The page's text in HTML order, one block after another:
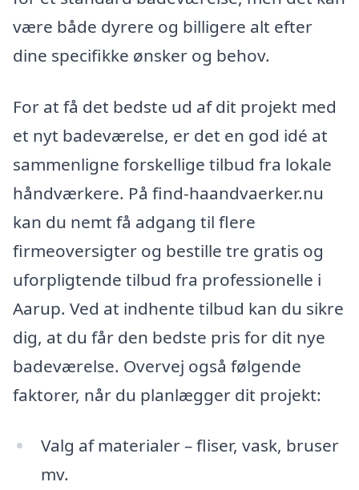
være både dyrere og billigere alt efter
dine specifikke ønsker og behov.
For at få det bedste ud af dit projekt med
et nyt badeværelse, er det en god idé at
sammenligne forskellige tilbud fra lokale
håndværkere. På find-haandvaerker.nu
kan du nemt få adgang til flere
firmeoversigter og bestille tre gratis og
uforpligtende tilbud fra professionelle i
Aarup. Ved at indhente tilbud kan du sikre
dig, at du får den bedste pris for dit nye
badeværelse. Overvej også følgende
faktorer, når du planlægger dit projekt:
Valg af materialer – fliser, vask, bruser
mv.